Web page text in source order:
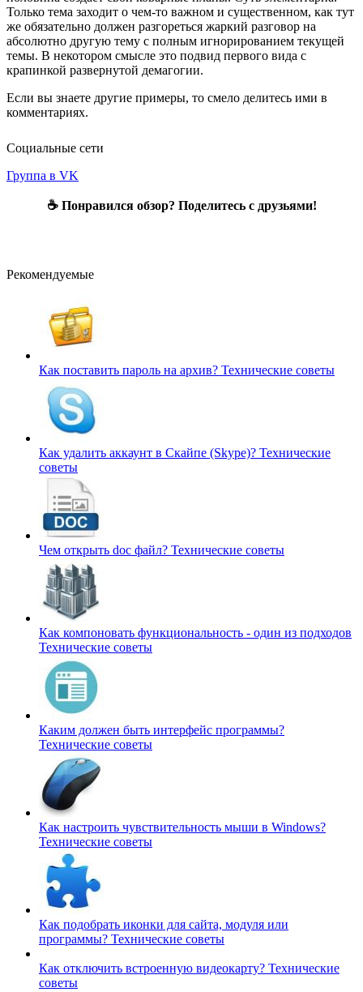
Только тема заходит о чем-то важном и существенном, как тут
же обязательно должен разгореться жаркий разговор на
абсолютно другую тему с полным игнорированием текущей
темы. В некотором смысле это подвид первого вида с
крапинкой развернутой демагогии.
Если вы знаете другие примеры, то смело делитесь ими в
комментариях.
Социальные сети
Группа в VK
☕ Понравился обзор? Поделитесь с друзьями!
Рекомендуемые
Как поставить пароль на архив? Технические советы
Как удалить аккаунт в Скайпе (Skype)? Технические
советы
Чем открыть doc файл? Технические советы
Как компоновать функциональность - один из подходов
Технические советы
Каким должен быть интерфейс программы?
Технические советы
Как настроить чувствительность мыши в Windows?
Технические советы
Как подобрать иконки для сайта, модуля или
программы? Технические советы
Как отключить встроенную видеокарту? Технические
советы